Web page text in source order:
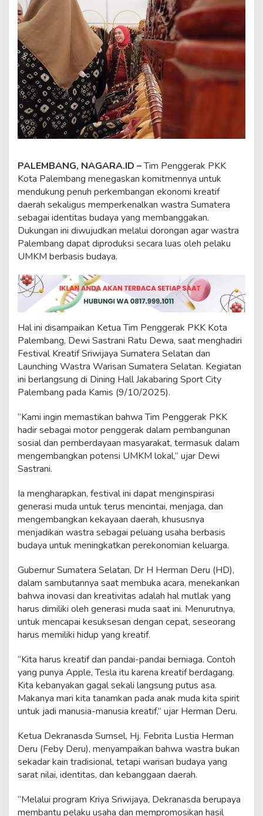
D
u
k
u
n
g
P
n
u
h
E
k
n
m
i
K
r
e
a
t
i
d
i
F
s
t
i
v
a
K
r
a
f
S
w
j
a
y
a
PALEMBANG, NAGARA.ID –Tim Penggerak PKK
Kota Palembang menegaskan komitmennya untuk
mendukung penuh perkembangan ekonomi kreatif
daerah sekaligus memperkenalkan wastra Sumatera
sebagai identitas budaya yang membanggakan.
Dukungan ini diwujudkan melalui dorongan agar wastra
Palembang dapat diproduksi secara luas oleh pelaku
UMKM berbasis budaya.
Hal ini disampaikan Ketua Tim Penggerak PKK Kota
Palembang, Dewi Sastrani Ratu Dewa, saat menghadiri
Festival Kreatif Sriwijaya Sumatera Selatan dan
Launching Wastra Warisan Sumatera Selatan. Kegiatan
ini berlangsung di Dining Hall Jakabaring Sport City
Palembang pada Kamis (9/10/2025).
“Kami ingin memastikan bahwa Tim Penggerak PKK
hadir sebagai motor penggerak dalam pembangunan
sosial dan pemberdayaan masyarakat, termasuk dalam
mengembangkan potensi UMKM lokal,” ujar Dewi
Sastrani.
Ia mengharapkan, festival ini dapat menginspirasi
generasi muda untuk terus mencintai, menjaga, dan
mengembangkan kekayaan daerah, khususnya
menjadikan wastra sebagai peluang usaha berbasis
budaya untuk meningkatkan perekonomian keluarga.
Gubernur Sumatera Selatan, Dr H Herman Deru (HD),
dalam sambutannya saat membuka acara, menekankan
bahwa inovasi dan kreativitas adalah hal mutlak yang
harus dimiliki oleh generasi muda saat ini. Menurutnya,
untuk mencapai kesuksesan dengan cepat, seseorang
harus memiliki hidup yang kreatif.
“Kita harus kreatif dan pandai-pandai berniaga. Contoh
yang punya Apple, Tesla itu karena kreatif berdagang.
Kita kebanyakan gagal sekali langsung putus asa.
Makanya mari kita tanamkan pada anak muda kita spirit
untuk jadi manusia-manusia kreatif,” ujar Herman Deru.
Ketua Dekranasda Sumsel, Hj. Febrita Lustia Herman
Deru (Feby Deru), menyampaikan bahwa wastra bukan
sekadar kain tradisional, tetapi warisan budaya yang
sarat nilai, identitas, dan kebanggaan daerah.
“Melalui program Kriya Sriwijaya, Dekranasda berupaya
membantu pelaku usaha dan mempromosikan hasil